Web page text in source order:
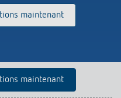
maintenant
maintenant